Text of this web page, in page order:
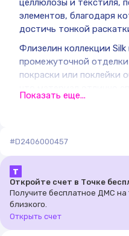
целлюлозы и текстиля,
элементов, благодаря
достичь тонкой
Флизелин коллекции
промежуточной
покраски или поклейки
армированию
Co. Ltd», известная как
Показать еще...
#D2406000457
Т
Откройте счет в Точке
Получите бесплатное ДМС на
близкого.
Открыть счет